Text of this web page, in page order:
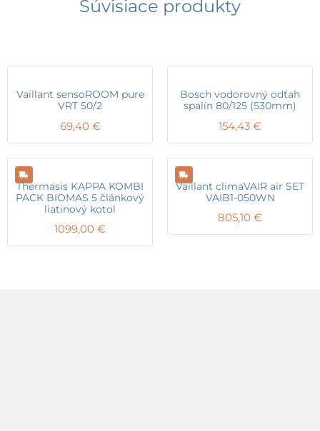
Súvisiace produkty
Vaillant sensoROOM pure
VRT 50/2
69,40 €
Bosch vodorovný odťah
spalín 80/125 (530mm)
154,43 €
Thermasis KAPPA KOMBI
PACK BIOMAS 5 článkový
liatinový kotol
1099,00 €
Vaillant climaVAIR air SET
VAIB1-050WN
805,10 €